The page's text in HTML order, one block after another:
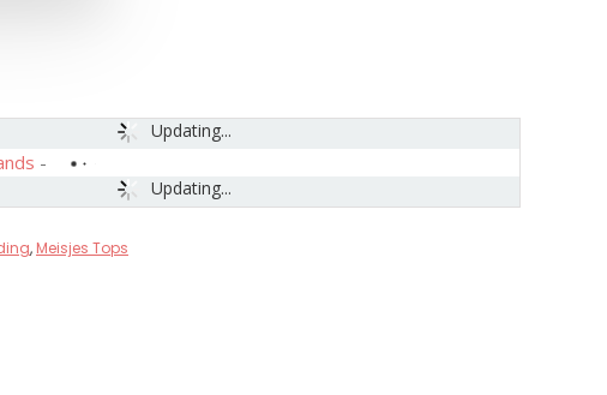
Updating...
Updating...
-
, Meisjes Tops